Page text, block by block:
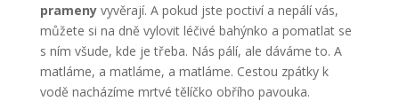
pramenyvyvěrají. A pokud jste poctiví a nepálí vás,
můžete si na dně vylovit léčivé bahýnko a pomatlat se
s ním všude, kde je třeba. Nás pálí, ale dáváme to. A
matláme, a matláme, a matláme. Cestou zpátky k
vodě nacházíme mrtvé tělíčko obřího pavouka.